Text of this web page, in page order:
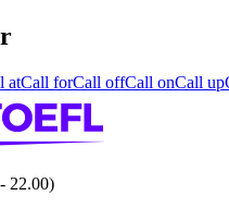
atCall forCall offCall onCall up
22.00)